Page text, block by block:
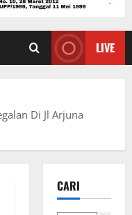
LIVE
Di Jl Arjuna
CARI